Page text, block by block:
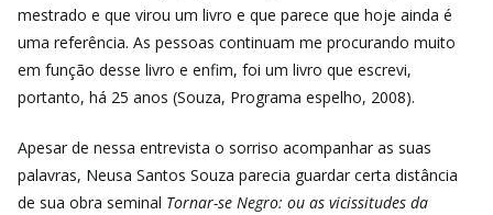
mestrado e que virou um livro e que parece que hoje ainda é
uma referência. As pessoas continuam me procurando muito
em função desse livro e enfim, foi um livro que escrevi,
portanto, há 25 anos (Souza, Programa espelho, 2008).
Apesar de nessa entrevista o sorriso acompanhar as suas
palavras, Neusa Santos Souza parecia guardar certa distância
de sua obra seminal Tornar-se Negro: ou as vicissitudes da